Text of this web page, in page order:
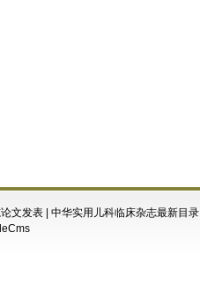
文发表| 中华实用儿科临床杂志最新目录